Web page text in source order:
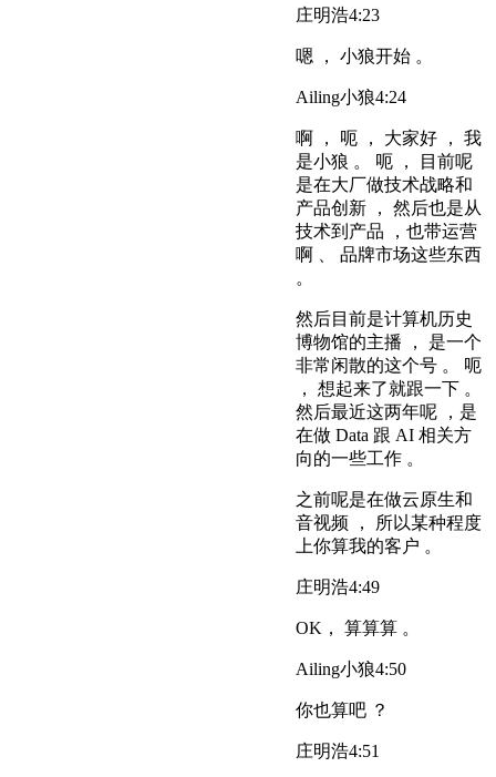
庄明浩4:23
嗯 ， 小狼开始 。
Ailing小狼4:24
啊 ， 呃 ， 大家好 ， 我
是小狼 。 呃 ， 目前呢
是在大厂做技术战略和
产品创新 ， 然后也是从
技术到产品 ，也带运营
啊 、 品牌市场这些东西
。
然后目前是计算机历史
博物馆的主播 ， 是一个
非常闲散的这个号 。 呃
， 想起来了就跟一下 。
然后最近这两年呢 ，是
在做 Data 跟 AI 相关方
向的一些工作 。
之前呢是在做云原生和
音视频 ， 所以某种程度
上你算我的客户 。
庄明浩4:49
OK， 算算算 。
Ailing小狼4:50
你也算吧 ？
庄明浩4:51